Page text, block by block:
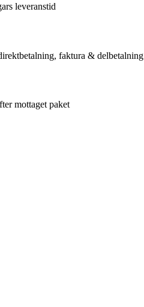
leveranstid
faktura & delbetalning
mottaget paket